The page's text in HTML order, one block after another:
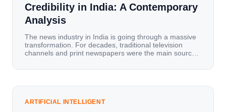
Credibility in India: A Contemporary
Analysis
The news industry in India is going through a massive
transformation. For decades, traditional television
channels and print newspapers were the main sources
mobile data, affordable smartphones, and high-speed
has become a mobile-first market where consumers
ARTIFICIAL INTELLIGENT